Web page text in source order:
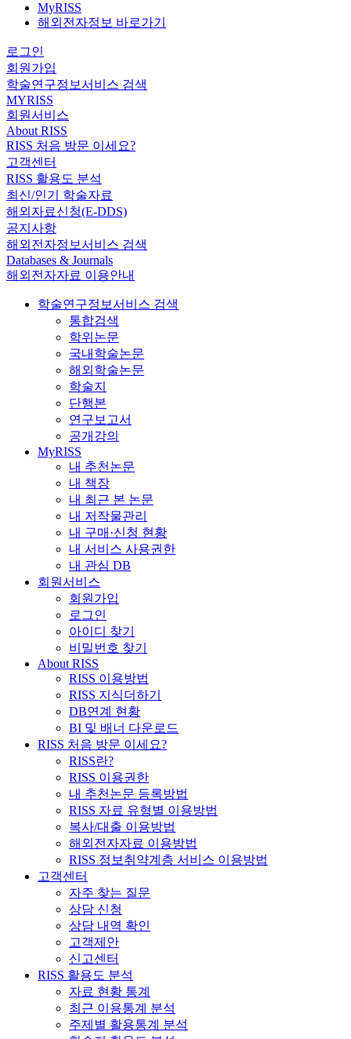
MyRISS
해외전자정보 바로가기
로그인
회원가입
학술연구정보서비스 검색
MYRISS
회원서비스
About RISS
RISS 처음 방문 이세요?
고객센터
RISS 활용도 분석
최신/인기 학술자료
해외자료신청(E-DDS)
공지사항
해외전자정보서비스 검색
Databases & Journals
해외전자자료 이용안내
학술연구정보서비스 검색
통합검색
학위논문
국내학술논문
해외학술논문
학술지
단행본
연구보고서
공개강의
MyRISS
내 추천논문
내 책장
내 최근 본 논문
내 저작물관리
내 구매·신청 현황
내 서비스 사용권한
내 관심 DB
회원서비스
회원가입
로그인
아이디 찾기
비밀번호 찾기
About RISS
RISS 이용방법
RISS 지식더하기
DB연계 현황
BI 및 배너 다운로드
RISS 처음 방문 이세요?
RISS란?
RISS 이용권한
내 추천논문 등록방법
RISS 자료 유형별 이용방법
복사/대출 이용방법
해외전자자료 이용방법
RISS 정보취약계층 서비스 이용방법
고객센터
자주 찾는 질문
상담 신청
상담 내역 확인
고객제안
신고센터
RISS 활용도 분석
자료 현황 통계
최근 이용통계 분석
주제별 활용통계 분석